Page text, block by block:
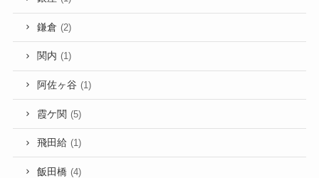
鎌倉 (2)
関内 (1)
阿佐ヶ谷 (1)
霞ケ関 (5)
飛田給 (1)
飯田橋 (4)